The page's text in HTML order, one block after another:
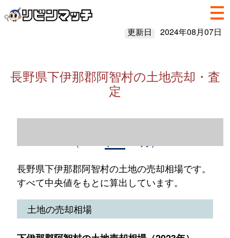
更新日 2024年08月07日
長野県下伊那郡阿智村の土地売却・査
定
長野県下伊那郡阿智村の土地の売却相場です。
すべて中央値をもとに算出しています。
土地の売却相場